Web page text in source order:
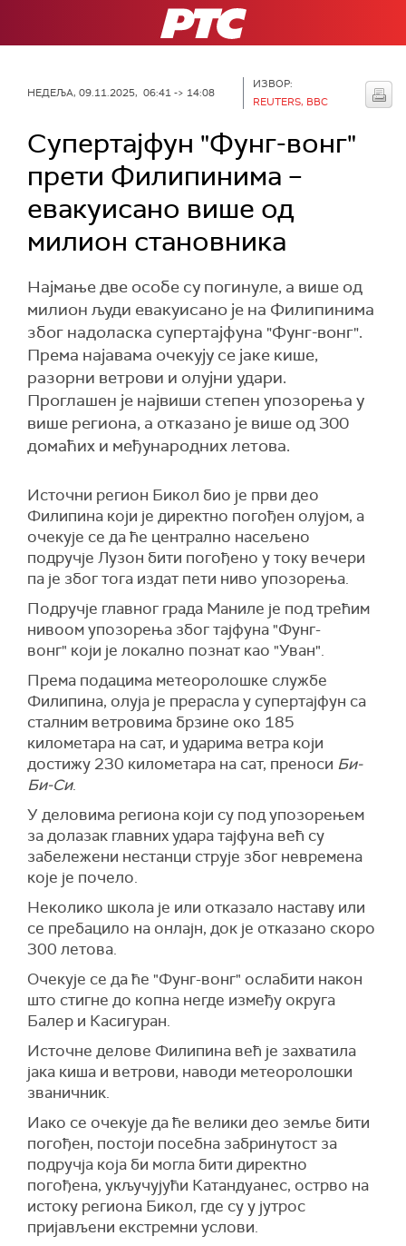
РТС
НЕДЕЉА, 09.11.2025, 06:41 -> 14:08
ИЗВОР:
REUTERS, BBC
Супертајфун "Фунг-вонг"
прети Филипинима –
евакуисано више од
милион становника
Најмање две особе су погинуле, а више од
милион људи евакуисано је на Филипинима
због надоласка супертајфуна "Фунг-вонг".
Према најавама очекују се јаке кише,
разорни ветрови и олујни удари.
Проглашен је највиши степен упозорења у
више региона, а отказано је више од 300
домаћих и међународних летова.
Источни регион Бикол био је први део
Филипина који је директно погођен олујом, а
очекује се да ће централно насељено
подручје Лузон бити погођено у току вечери
па је због тога издат пети ниво упозорења.
Подручје главног града Маниле је под трећим
нивоом упозорења због тајфуна "Фунг-
вонг" који је локално познат као "Уван".
Према подацима метеоролошке службе
Филипина, олуја је прерасла у супертајфун са
сталним ветровима брзине око 185
километара на сат, и ударима ветра који
достижу 230 километара на сат, преноси Би-
Би-Си.
У деловима региона који су под упозорењем
за долазак главних удара тајфуна већ су
забележени нестанци струје због невремена
које је почело.
Неколико школа је или отказало наставу или
се пребацило на онлајн, док је отказано скоро
300 летова.
Очекује се да ће "Фунг-вонг" ослабити након
што стигне до копна негде између округа
Балер и Касигуран.
Источне делове Филипина већ је захватила
јака киша и ветрови, наводи метеоролошки
званичник.
Иако се очекује да ће велики део земље бити
погођен, постоји посебна забринутост за
подручја која би могла бити директно
погођена, укључујући Катандуанес, острво на
истоку региона Бикол, где су у јутрос
пријављени екстремни услови.